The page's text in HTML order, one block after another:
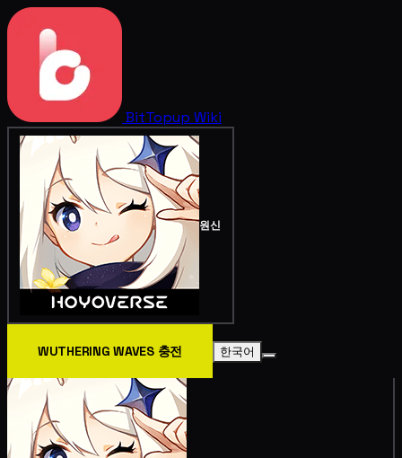
BitTopup Wiki
원신
WUTHERING WAVES 충전 한국어